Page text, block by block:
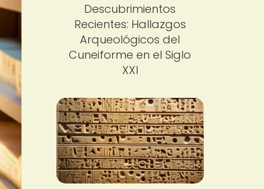
Descubrimientos
Recientes: Hallazgos
Arqueológicos del
Cuneiforme en el Siglo
XXI